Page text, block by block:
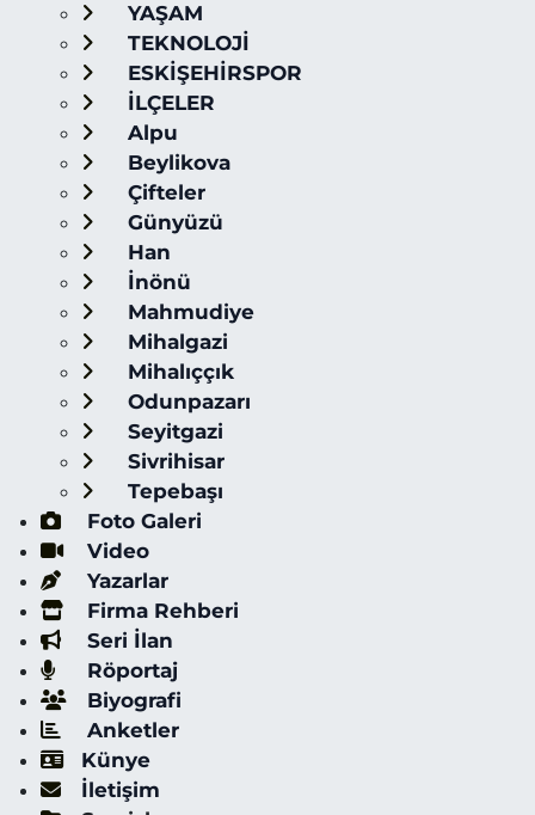
YAŞAM
TEKNOLOJİ
ESKİŞEHİRSPOR
İLÇELER
Alpu
Beylikova
Çifteler
Günyüzü
Han
İnönü
Mahmudiye
Mihalgazi
Mihalıççık
Odunpazarı
Seyitgazi
Sivrihisar
Tepebaşı
Foto Galeri
Video
Yazarlar
Firma Rehberi
Seri İlan
Röportaj
Biyografi
Anketler
Künye
İletişim